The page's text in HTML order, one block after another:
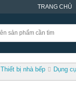
TRANG CHỦ
Thiết bị nhà bếp Dụng